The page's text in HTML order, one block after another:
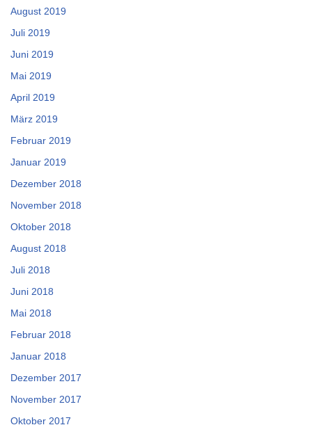
August 2019
Juli 2019
Juni 2019
Mai 2019
April 2019
März 2019
Februar 2019
Januar 2019
Dezember 2018
November 2018
Oktober 2018
August 2018
Juli 2018
Juni 2018
Mai 2018
Februar 2018
Januar 2018
Dezember 2017
November 2017
Oktober 2017